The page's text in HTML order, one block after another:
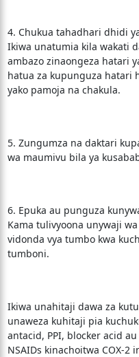
4. Chukua tahadhari dhidi
Ikiwa unatumia kila wakati
ambazo zinaongeza hatari
hatua za kupunguza hatari
yako pamoja na chakula.
5. Zungumza na daktari
wa maumivu bila ya
6. Epuka au punguza
Kama tulivyoona unywaji
vidonda vya tumbo kwa
tumboni.
Ikiwa unahitaji dawa za
unaweza kuhitaji pia
antacid, PPI, blocker acid
NSAIDs kinachoitwa COX-